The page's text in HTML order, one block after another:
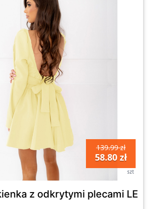
139.99 zł
58.80 zł
szt
z odkrytymi plecami